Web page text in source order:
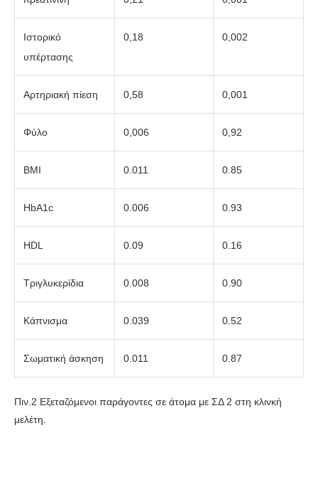
Ιστορικό
υπέρτασης
0,18 0,002
Αρτηριακή πίεση 0,58 0,001
Φύλο 0,006 0,92
BMI 0.011 0.85
HbA1c 0.006 0.93
HDL 0.09 0.16
Τριγλυκερίδια 0.008 0.90
Κάπνισμα 0.039 0.52
Σωματική άσκηση 0.011 0.87
Πιν.2 Εξεταζόμενοι παράγοντες σε άτομα με ΣΔ 2 στη κλινκή
μελέτη.